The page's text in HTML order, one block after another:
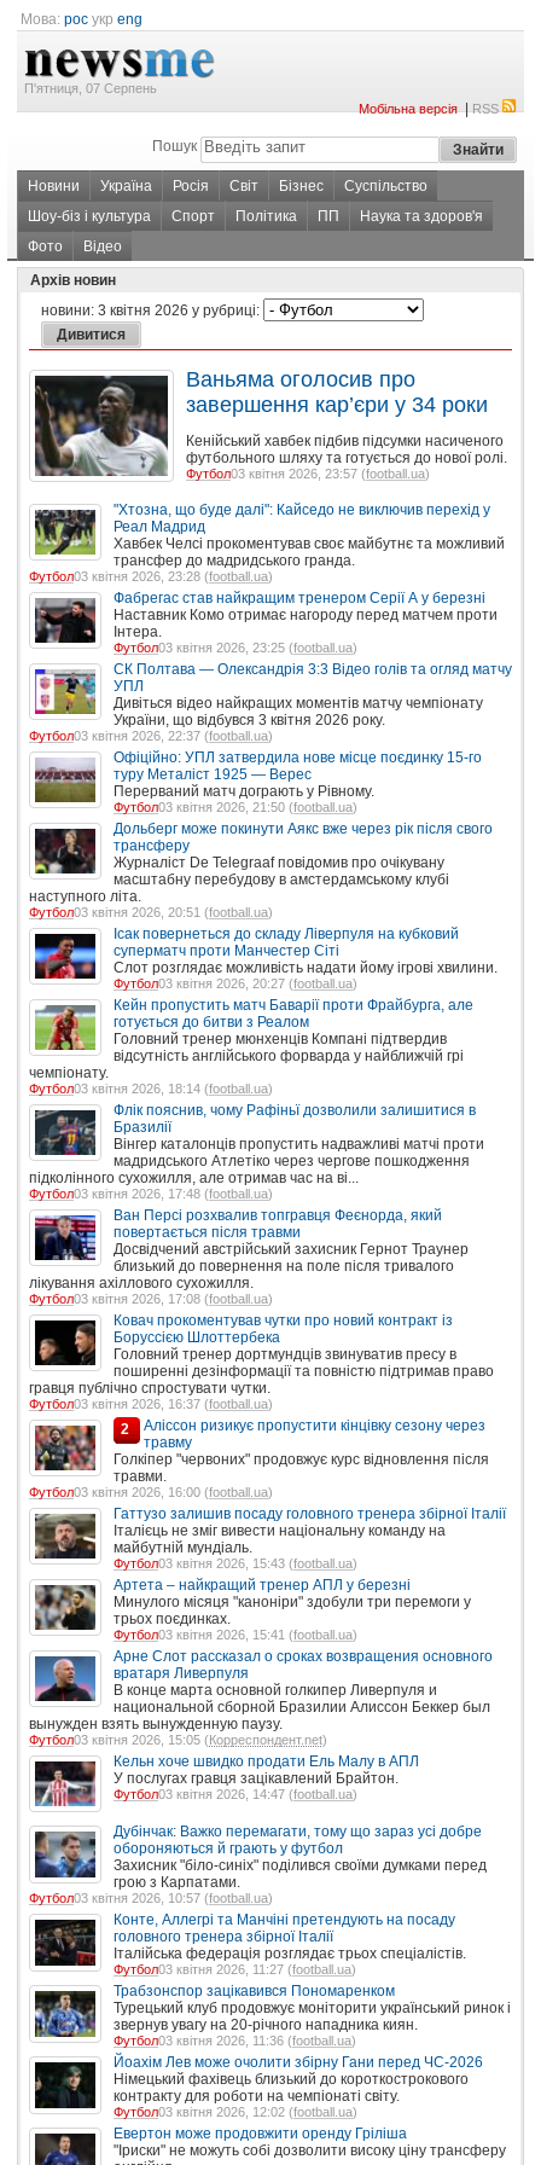
Мова: рос укр eng
П'ятниця, 07 Серпень
Мобільна версія|RSS
Пошук
Новини Україна Росія Світ Бізнес
Суспільство
Шоу-біз і культура
Спорт Політика ПП
Наука та здоров'я
Фото
Відео
Архів новин
новини: 3 квітня 2026 у рубриці:
Ваньяма оголосив про
завершення кар’єри у 34 роки
Кенійський хавбек підбив підсумки насиченого
футбольного шляху та готується до нової ролі.
Футбол03 квітня 2026, 23:57 (football.ua)
"Хтозна, що буде далі": Кайседо не виключив перехід у
Реал Мадрид
Хавбек Челсі прокоментував своє майбутнє та можливий
трансфер до мадридського гранда.
Футбол03 квітня 2026, 23:28 (football.ua)
Фабрегас став найкращим тренером Серії А у березні
Наставник Комо отримає нагороду перед матчем проти
Інтера.
Футбол03 квітня 2026, 23:25 (football.ua)
СК Полтава — Олександрія 3:3 Відео голів та огляд матчу
УПЛ
Дивіться відео найкращих моментів матчу чемпіонату
України, що відбувся 3 квітня 2026 року.
Футбол03 квітня 2026, 22:37 (football.ua)
Офіційно: УПЛ затвердила нове місце поєдинку 15-го
туру Металіст 1925 — Верес
Перерваний матч дограють у Рівному.
Футбол03 квітня 2026, 21:50 (football.ua)
Дольберг може покинути Аякс вже через рік після свого
трансферу
Журналіст De Telegraaf повідомив про очікувану
масштабну перебудову в амстердамському клубі
наступного літа.
Футбол03 квітня 2026, 20:51 (football.ua)
Ісак повернеться до складу Ліверпуля на кубковий
суперматч проти Манчестер Сіті
Слот розглядає можливість надати йому ігрові хвилини.
Футбол03 квітня 2026, 20:27 (football.ua)
Кейн пропустить матч Баварії проти Фрайбурга, але
готується до битви з Реалом
Головний тренер мюнхенців Компані підтвердив
відсутність англійського форварда у найближчій грі
чемпіонату.
Футбол03 квітня 2026, 18:14 (football.ua)
Флік пояснив, чому Рафіньї дозволили залишитися в
Бразилії
Вінгер каталонців пропустить надважливі матчі проти
мадридського Атлетіко через чергове пошкодження
підколінного сухожилля, але отримав час на ві...
Футбол03 квітня 2026, 17:48 (football.ua)
Ван Персі розхвалив топгравця Феєнорда, який
повертається після травми
Досвідчений австрійський захисник Гернот Траунер
близький до повернення на поле після тривалого
лікування ахіллового сухожилля.
Футбол03 квітня 2026, 17:08 (football.ua)
Ковач прокоментував чутки про новий контракт із
Боруссією Шлоттербека
Головний тренер дортмундців звинуватив пресу в
поширенні дезінформації та повністю підтримав право
гравця публічно спростувати чутки.
Футбол03 квітня 2026, 16:37 (football.ua)
2
Аліссон ризикує пропустити кінцівку сезону через
травму
Голкіпер "червоних" продовжує курс відновлення після
травми.
Футбол03 квітня 2026, 16:00 (football.ua)
Гаттузо залишив посаду головного тренера збірної Італії
Італієць не зміг вивести національну команду на
майбутній мундіаль.
Футбол03 квітня 2026, 15:43 (football.ua)
Артета – найкращий тренер АПЛ у березні
Минулого місяця "каноніри" здобули три перемоги у
трьох поєдинках.
Футбол03 квітня 2026, 15:41 (football.ua)
Арне Слот рассказал о сроках возвращения основного
вратаря Ливерпуля
В конце марта основной голкипер Ливерпуля и
национальной сборной Бразилии Алиссон Беккер был
вынужден взять вынужденную паузу.
Футбол03 квітня 2026, 15:05 (Корреспондент.net)
Кельн хоче швидко продати Ель Малу в АПЛ
У послугах гравця зацікавлений Брайтон.
Футбол03 квітня 2026, 14:47 (football.ua)
Дубінчак: Важко перемагати, тому що зараз усі добре
обороняються й грають у футбол
Захисник "біло-синіх" поділився своїми думками перед
грою з Карпатами.
Футбол03 квітня 2026, 10:57 (football.ua)
Конте, Аллегрі та Манчіні претендують на посаду
головного тренера збірної Італії
Італійська федерація розглядає трьох спеціалістів.
Футбол03 квітня 2026, 11:27 (football.ua)
Трабзонспор зацікавився Пономаренком
Турецький клуб продовжує моніторити український ринок і
звернув увагу на 20-річного нападника киян.
Футбол03 квітня 2026, 11:36 (football.ua)
Йоахім Лев може очолити збірну Гани перед ЧС-2026
Німецький фахівець близький до короткострокового
контракту для роботи на чемпіонаті світу.
Футбол03 квітня 2026, 12:02 (football.ua)
Евертон може продовжити оренду Гріліша
"Іриски" не можуть собі дозволити високу ціну трансферу